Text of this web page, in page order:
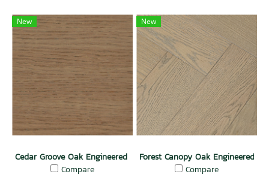
New
Cedar Groove Oak Engineered Floor
Compare
New
Forest Canopy Oak Engineered
Compare